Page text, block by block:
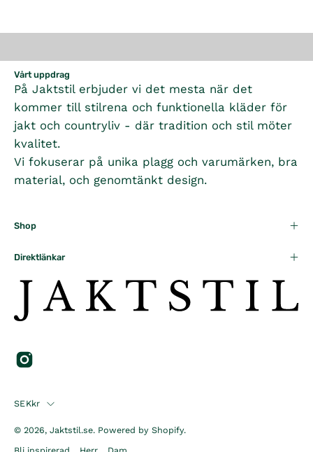
Vårt uppdrag
På Jaktstil erbjuder vi det mesta när det
kommer till stilrena och funktionella kläder för
jakt och countryliv - där tradition och stil möter
kvalitet.
Vi fokuserar på unika plagg och varumärken, bra
material, och genomtänkt design.
Shop
Direktlänkar
Country
SEKkr
© 2026, Jaktstil.se. Powered by Shopify.